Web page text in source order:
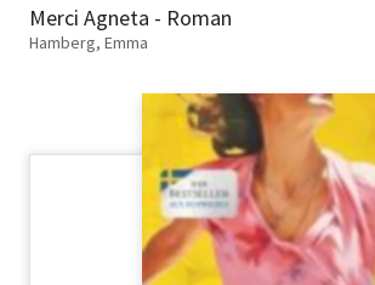
Gyermek- és ifjúsági
Hobbi, szabadidő
Merci Agneta - Roman
Hamberg, Emma